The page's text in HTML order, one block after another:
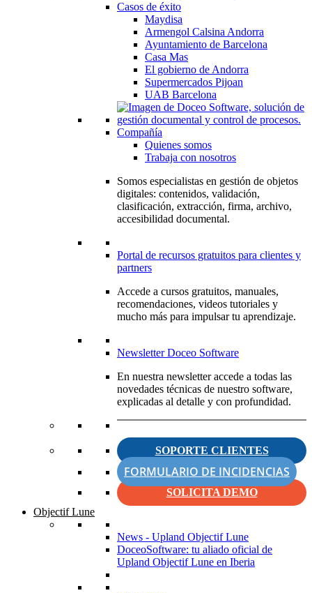
Casos de éxito
Maydisa
Armengol Calsina Andorra
Ayuntamiento de Barcelona
Casa Mas
El gobierno de Andorra
Supermercados Pijoan
UAB Barcelona
Compañía
Quienes somos
Trabaja con nosotros
Somos especialistas en gestión de objetos
digitales: contenidos, validación,
clasificación, extracción, firma, archivo,
accesibilidad documental.
Portal de recursos gratuitos para clientes y
partners
Accede a cursos gratuitos, manuales,
recomendaciones, videos tutoriales y
mucho más para impulsar tu aprendizaje.
Newsletter Doceo Software
En nuestra newsletter accede a todas las
novedades técnicas de nuestro software,
explicadas al detalle y con profundidad.
SOPORTE CLIENTES
FORMULARIO DE INCIDENCIAS
SOLICITA DEMO
Objectif Lune
News - Upland Objectif Lune
DoceoSoftware: tu aliado oficial de
Upland Objectif Lune en Iberia